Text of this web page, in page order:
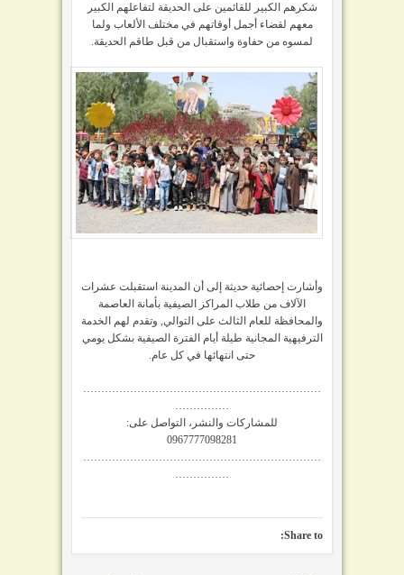
شكرهم الكبير للقائمين على الحديقة لتفاعلهم الكبير
معهم لقضاء أجمل أوقاتهم في مختلف الألعاب ولما
لمسوه من حفاوة واستقبال من قبل طاقم الحديقة.
وأشارت إحصائية حديثة إلى أن المدينة استقبلت عشرات
الآلاف من طلاب المراكز الصيفية بأمانة العاصمة
والمحافظة للعام الثالث على التوالي, وتقدم لهم الخدمة
الترفيهية المجانية طيلة أيام الفترة الصيفية بشكل يومي
حتى انتهائها في كل عام.
للمشاركات والنشر، التواصل على:
0967777098281
Share to: